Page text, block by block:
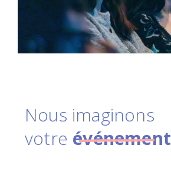
Nous imaginons
votre événement